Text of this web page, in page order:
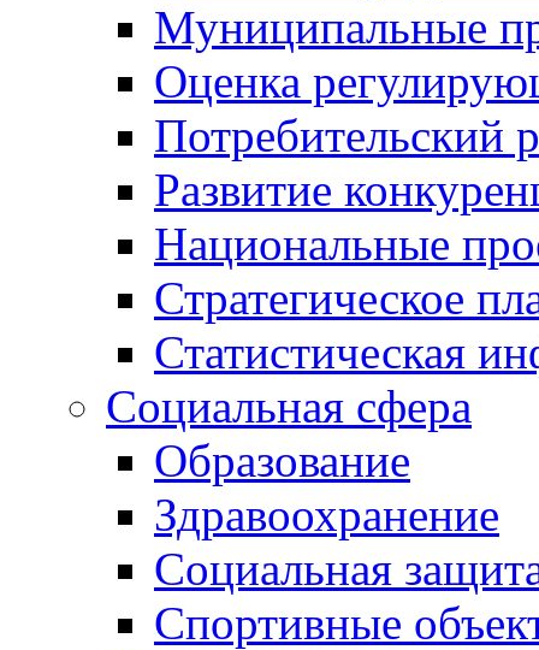
Муниципальные
Оценка
Потребительский
Развитие
Национальные
Стратегическое
Статистическая
Социальная сфера
Образование
Здравоохранение
Социальная
Спортивные